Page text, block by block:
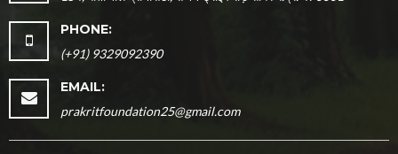
PHONE:
(+91) 9329092390
EMAIL:
prakritfoundation25@gmail.com